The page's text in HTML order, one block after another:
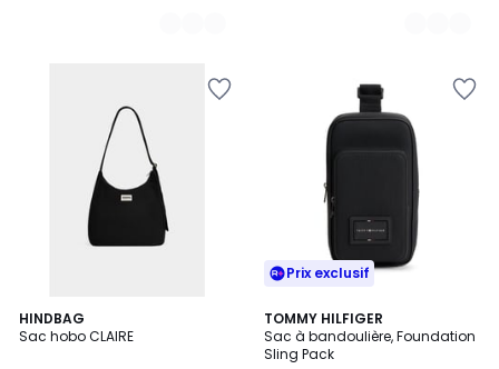
HINDBAG
Sac hobo CLAIRE
12
Couleurs
Prix exclusif
TOMMY HILFIGER
Sac à bandoulière, Foundation
Sling Pack